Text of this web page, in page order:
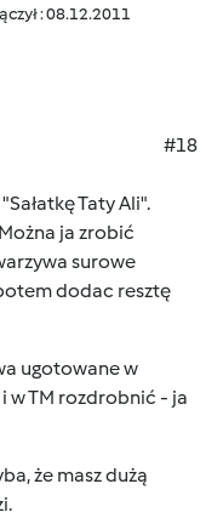
: 08.12.2011
#18
Taty Ali".
ja zrobić
surowe
dodac resztę
ugotowane w
w TM rozdrobnić - ja
że masz dużą